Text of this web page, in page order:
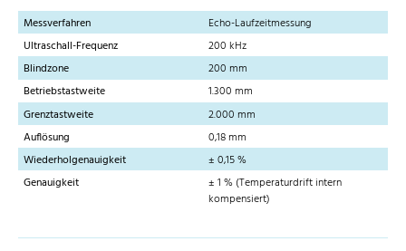
Messverfahren
Echo-Laufzeitmessung
Ultraschall-Frequenz
200 kHz
Blindzone
200 mm
Betriebstastweite
1.300 mm
Grenztastweite
2.000 mm
Auflösung
0,18 mm
Wiederholgenauigkeit
± 0,15 %
Genauigkeit
± 1 % (Temperaturdrift intern
kompensiert)